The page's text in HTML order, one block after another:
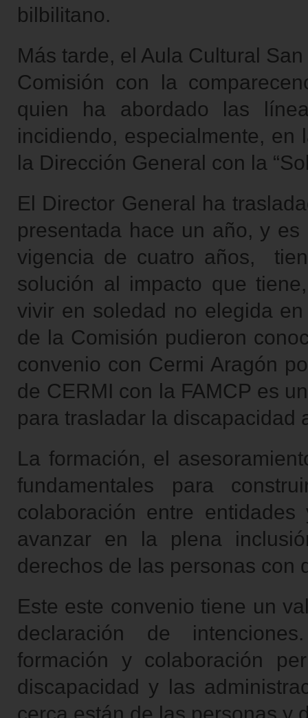
bilbilitano.
Más tarde, el Aula Cultural
Comisión con la
quien ha abordado las
incidiendo, especialmente,
la Dirección General con la
El Director General ha
presentada hace un año, y
vigencia de cuatro años,
solución al impacto que
vivir en soledad no elegida
de la Comisión pudieron
convenio con Cermi Aragón
de CERMI con la FAMCP es
para trasladar la discapacidad
La formación, el
fundamentales para
colaboración entre
avanzar en la plena
derechos de las personas con
Este este convenio tiene un
declaración de
formación y colaboración
discapacidad y las